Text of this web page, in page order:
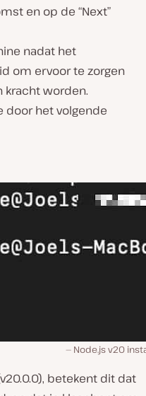
en op de “Next”
nadat het
om ervoor te zorgen
kracht worden.
door het volgende
Node.js v20
betekent dit dat